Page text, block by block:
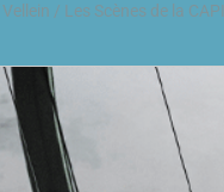
/ Les Scènes de la CAPI